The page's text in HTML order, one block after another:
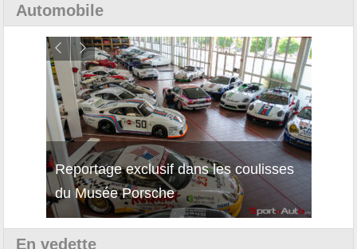
Automobile
Reportage exclusif dans les coulisses
du Musée Porsche
En vedette